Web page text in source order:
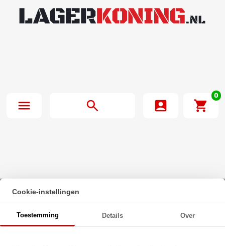
0
Beginpagina·
Zeskanttapbout Deeldraad DIN 931 M14x220mm 10.9
Onbehandeld
Cookie-instellingen
Toestemming Details Over